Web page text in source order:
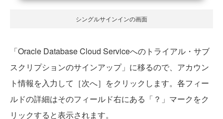
シングルサインインの画面
「Oracle Database Cloud Serviceへのトライアル・サブ
スクリプションのサインアップ」に移るので、アカウン
ト情報を入力して［次へ］をクリックします。各フィー
ルドの詳細はそのフィールド右にある「？」マークをク
リックすると表示されます。